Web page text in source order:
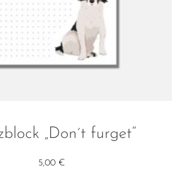
Produktseite
werden
„Don´t furget“
5,00 €